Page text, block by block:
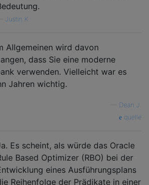
Justin K
Allgemeinen wird davon
dass Sie eine moderne
verwenden. Vielleicht war es
Jahren wichtig.
Dean J.
quelle
Es scheint, als würde das Oracle
Based Optimizer (RBO) bei der
eines Ausführungsplans
Reihenfolge der Prädikate in einer